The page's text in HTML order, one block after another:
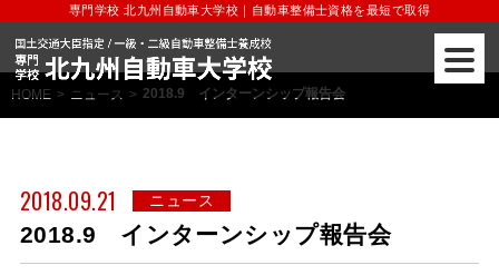
専門学校 北九州自動車大学校｜自動車整備士資格を最短で取得
HOME > ニュース > 2018.9 インターンシップ報告会
2018.09.21 ニュース
2018.9 インターンシップ報告会